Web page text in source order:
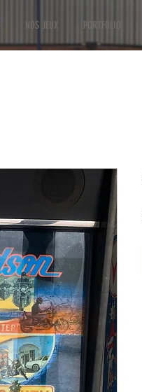
NOS JEUX PORTFOLIO